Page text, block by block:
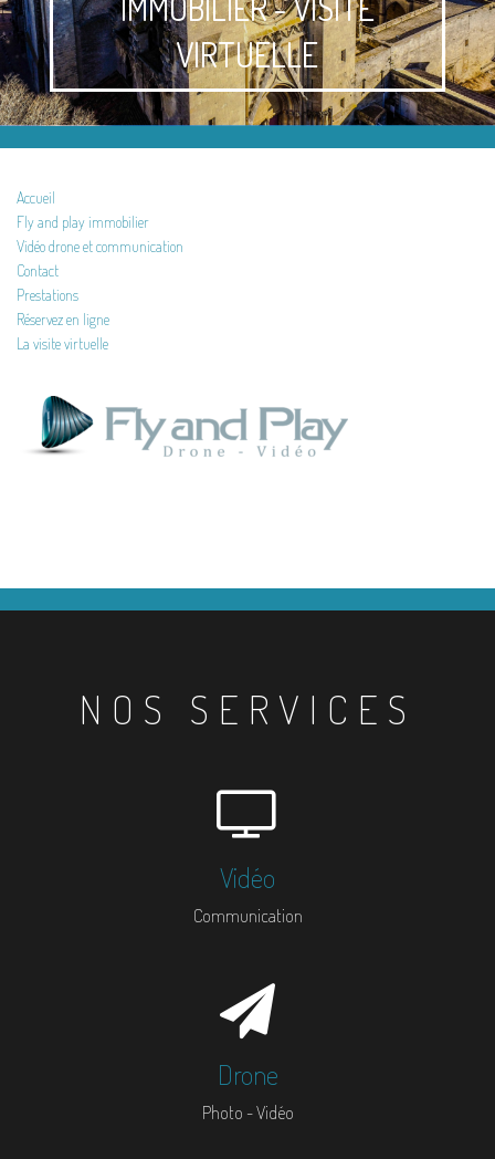
VIRTUELLE
Accueil
Fly and play immobilier
Vidéo drone et communication
Contact
Prestations
Réservez en ligne
La visite virtuelle
NOS SERVICES
Vidéo
Communication
Drone
Photo - Vidéo